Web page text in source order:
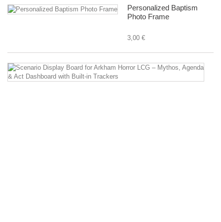
Personalized Baptism
Photo Frame
3,00 €